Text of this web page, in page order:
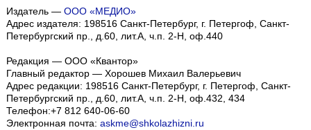
Издатель — ООО «МЕДИО»
Адрес издателя: 198516 Санкт-Петербург, г. Петергоф, Санкт-
Петербургский пр., д.60, лит.А, ч.п. 2-Н, оф.440
Редакция — ООО «Квантор»
Главный редактор — Хорошев Михаил Валерьевич
Адрес редакции: 198516 Санкт-Петербург, г. Петергоф Санкт-
Петербургский пр., д.60, лит.А, ч.п. 2-Н, оф.432, 434
Телефон:+7 812 640-06-60
Электронная почта: askme@shkolazhizni.ru